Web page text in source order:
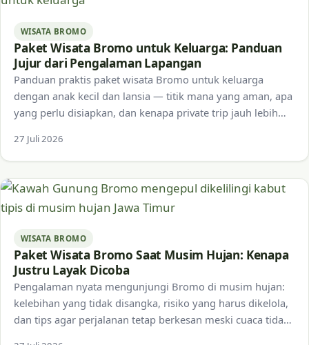
WISATA BROMO
Paket Wisata Bromo untuk Keluarga: Panduan
Jujur dari Pengalaman Lapangan
Panduan praktis paket wisata Bromo untuk keluarga
dengan anak kecil dan lansia — titik mana yang aman, apa
yang perlu disiapkan, dan kenapa private trip jauh lebih
27 Juli 2026
WISATA BROMO
Paket Wisata Bromo Saat Musim Hujan: Kenapa
Justru Layak Dicoba
Pengalaman nyata mengunjungi Bromo di musim hujan:
kelebihan yang tidak disangka, risiko yang harus dikelola,
dan tips agar perjalanan tetap berkesan meski cuaca tidak